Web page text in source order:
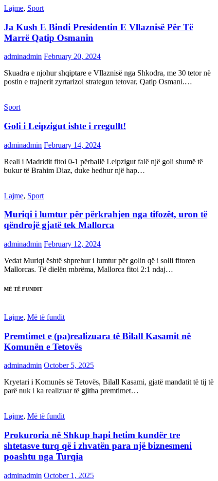
Lajme, Sport
Ja Kush E Bindi Presidentin E Vllaznisë Për Të
Marrë Qatip Osmanin
adminadmin February 20, 2024
Skuadra e njohur shqiptare e Vllaznisë nga Shkodra, me 30 tetor në
postin e trajnerit zyrtarizoi strategun tetovar, Qatip Osmani.…
Sport
Goli i Leipzigut ishte i rregullt!
adminadmin February 14, 2024
Reali i Madridit fitoi 0-1 përballë Leipzigut falë një goli shumë të
bukur të Brahim Diaz, duke hedhur një hap…
Lajme, Sport
Muriqi i lumtur për përkrahjen nga tifozët, uron të
qëndrojë gjatë tek Mallorca
adminadmin February 12, 2024
Vedat Muriqi është shprehur i lumtur për golin që i solli fitoren
Mallorcas. Të dielën mbrëma, Mallorca fitoi 2:1 ndaj…
MË TË FUNDIT
Lajme, Më të fundit
Premtimet e (pa)realizuara të Bilall Kasamit në
Komunën e Tetovës
adminadmin October 5, 2025
Kryetari i Komunës së Tetovës, Bilall Kasami, gjatë mandatit të tij të
parë nuk i ka realizuar të gjitha premtimet…
Lajme, Më të fundit
Prokuroria në Shkup hapi hetim kundër tre
shtetasve turq që i zhvatën para një biznesmeni
poashtu nga Turqia
adminadmin October 1, 2025